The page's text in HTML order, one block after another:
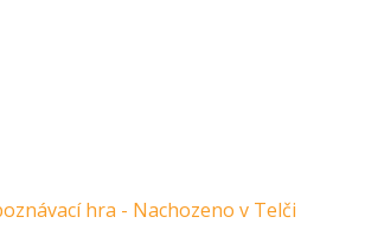
hra - Nachozeno v Telči